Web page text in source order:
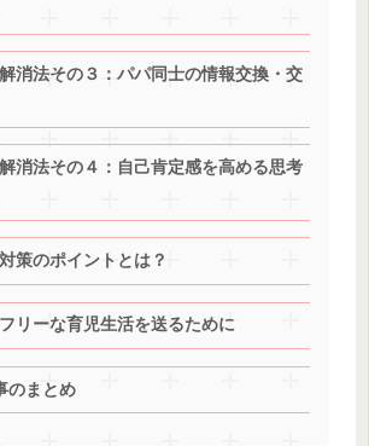
消法その３：パパ同士の情報交換・交
消法その４：自己肯定感を高める思考
策のポイントとは？
リーな育児生活を送るために
のまとめ